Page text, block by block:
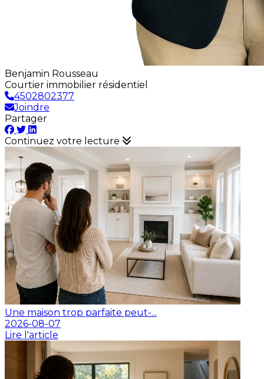
Benjamin Rousseau
Courtier immobilier résidentiel
4502802377
Joindre
Partager
Continuez votre lecture
Une maison trop parfaite peut-...
2026-08-07
Lire l'article